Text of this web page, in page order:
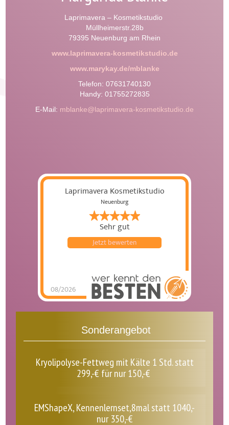
Laprimavera – Kosmetikstudio
Müllheimerstr.28b
79395 Neuenburg am Rhein
www.laprimavera-kosmetikstudio.de
www.marykay.de/mblanke
Telefon: 07631740130
Handy: 01755272835
E-Mail: mblanke@laprimavera-kosmetikstudio.de
Laprimavera Kosmetikstudio
Neuenburg
Sehr gut
08/2026
Jetzt bewerten
Laprimavera
Kosmetikstudiohat
101Laprimavera
werkenntdenBESTEN.de
Sonderangebot
Kryolipolyse-Fettweg mit Kälte 1 Std. statt
299,-€ für nur 150,-€
EMShapeX, Kennenlernset,8mal statt 1040,-
nur 350,-€